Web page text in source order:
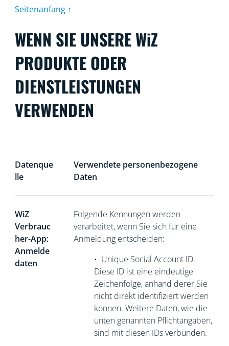
Seitenanfang ↑
WENN SIE UNSERE WiZ
PRODUKTE ODER
DIENSTLEISTUNGEN
VERWENDEN
Datenque
lle
Verwendete personenbezogene
Daten
WiZ
Verbrauc
her-App:
Anmelde
daten
Folgende Kennungen werden
verarbeitet, wenn Sie sich für eine
Anmeldung entscheiden:
• Unique Social Account ID.
Diese ID ist eine eindeutige
Zeichenfolge, anhand derer Sie
nicht direkt identifiziert werden
können. Weitere Daten, wie die
unten genannten Pflichtangaben,
sind mit diesen IDs verbunden.